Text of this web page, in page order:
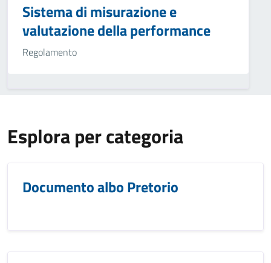
Sistema di misurazione e
valutazione della performance
Regolamento
Esplora per categoria
Documento albo Pretorio